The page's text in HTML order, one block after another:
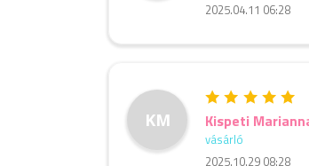
2025.04.11 06:28
KM Kispeti
vásárló
2025.10.29 08:28